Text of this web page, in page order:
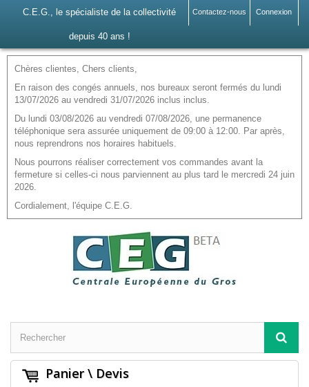
Connexion
Contactez-nous
C.E.G., le spécialiste de la collectivité
depuis 40 ans !
Chères clientes, Chers clients,
En raison des congés annuels, nos bureaux seront fermés du lundi
13/07/2026 au vendredi 31/07/2026 inclus inclus.
Du lundi 03/08/2026 au vendredi 07/08/2026, une permanence
téléphonique sera assurée uniquement de 09:00 à 12:00. Par après,
nous reprendrons nos horaires habituels.
Nous pourrons réaliser correctement vos commandes avant la
fermeture si celles-ci nous parviennent au plus tard le mercredi 24 juin
2026.
Cordialement, l'équipe C.E.G.
Panier \ Devis